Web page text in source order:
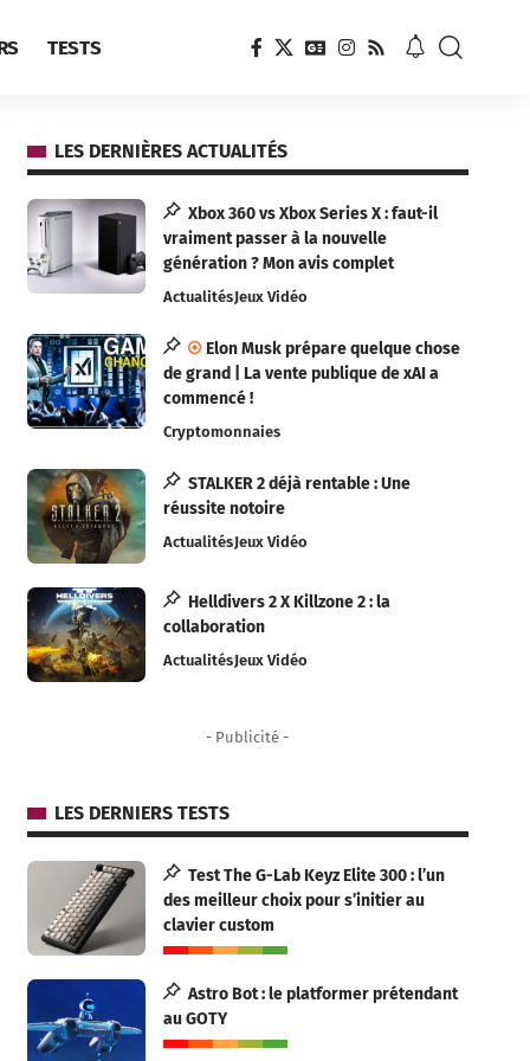
TESTS
LES DERNIÈRES ACTUALITÉS
Xbox 360 vs Xbox Series X : faut-il
vraiment passer à la nouvelle
génération ? Mon avis complet
ActualitésJeux Vidéo
Elon Musk prépare quelque chose
de grand | La vente publique de xAI a
commencé !
Cryptomonnaies
STALKER 2 déjà rentable : Une
réussite notoire
ActualitésJeux Vidéo
Helldivers 2 X Killzone 2 : la
collaboration
ActualitésJeux Vidéo
- Publicité -
LES DERNIERS TESTS
Test The G-Lab Keyz Elite 300 : l’un
des meilleur choix pour s’initier au
clavier custom
Astro Bot : le platformer prétendant
au GOTY